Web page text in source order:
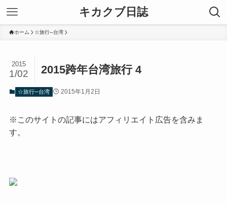
キカクブ日誌
ホーム ☆旅行─台湾
2015跨年台湾旅行 4
2015
1/02
☆旅行─台湾 2015年1月2日
※このサイトの記事にはアフィリエイト広告を含みま
す。